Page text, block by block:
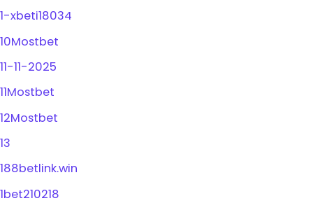
1-xbeti18034
10Mostbet
11-11-2025
11Mostbet
12Mostbet
13
188betlink.win
1bet210218